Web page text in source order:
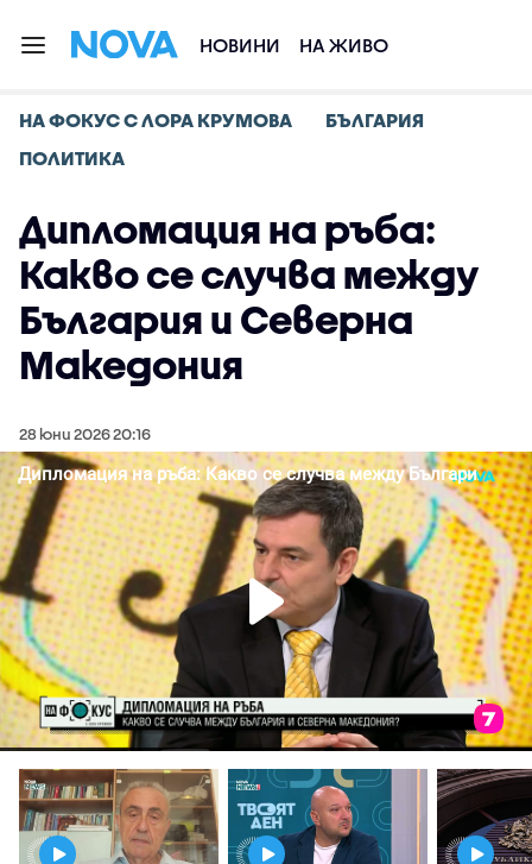
НОВИНИ НА ЖИВО
НА ФОКУС С ЛОРА КРУМОВА
БЪЛГАРИЯ
ПОЛИТИКА
Дипломация на ръба:
Какво се случва между
България и Северна
Македония
28 юни 2026 20:16